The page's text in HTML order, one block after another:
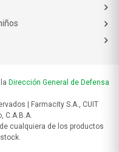
Dirección General de Defensa
| Farmacity S.A., CUIT
C.A.B.A.
cualquiera de los productos